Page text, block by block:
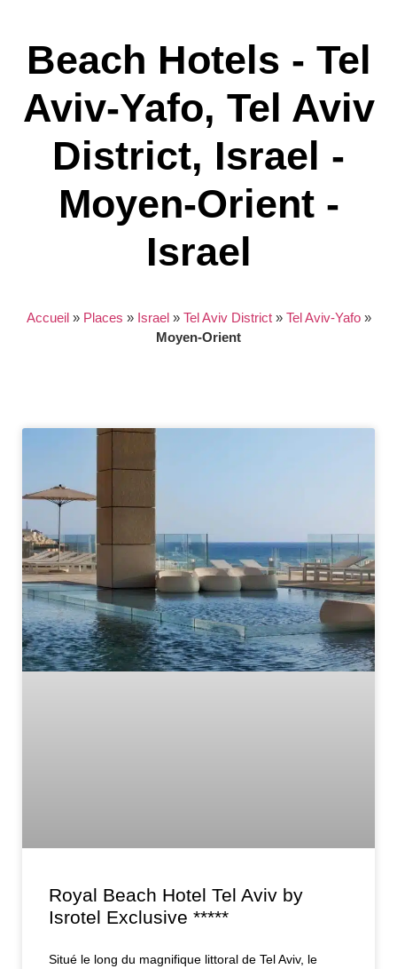
Beach Hotels - Tel
Aviv-Yafo, Tel Aviv
District, Israel -
Moyen-Orient -
Israel
Accueil» Places » Israel» Tel Aviv District» Tel Aviv-Yafo»
Moyen-Orient
Royal Beach Hotel Tel Aviv by
Isrotel Exclusive *****
Situé le long du magnifique littoral de Tel Aviv, le